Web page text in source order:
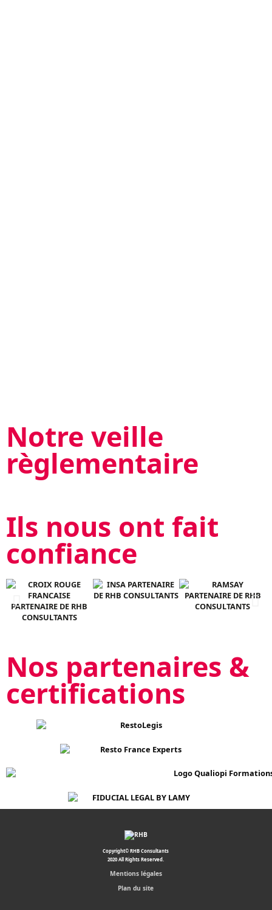
Notre veille
règlementaire
Ils nous ont fait
confiance
Nos partenaires &
certifications
Copyright© RHB Consultants
2020 All Rights Reserved.
Mentions légales
Plan du site